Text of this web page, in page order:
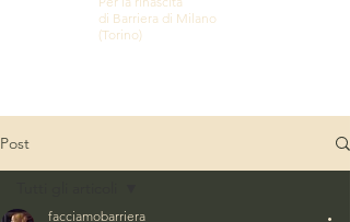
di Barriera di Milano
(Torino)
Post
facciamobarriera